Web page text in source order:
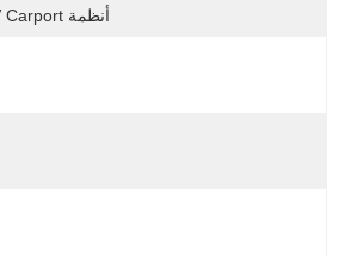
أنظمة BIPV Carport للطاقة الشمسية